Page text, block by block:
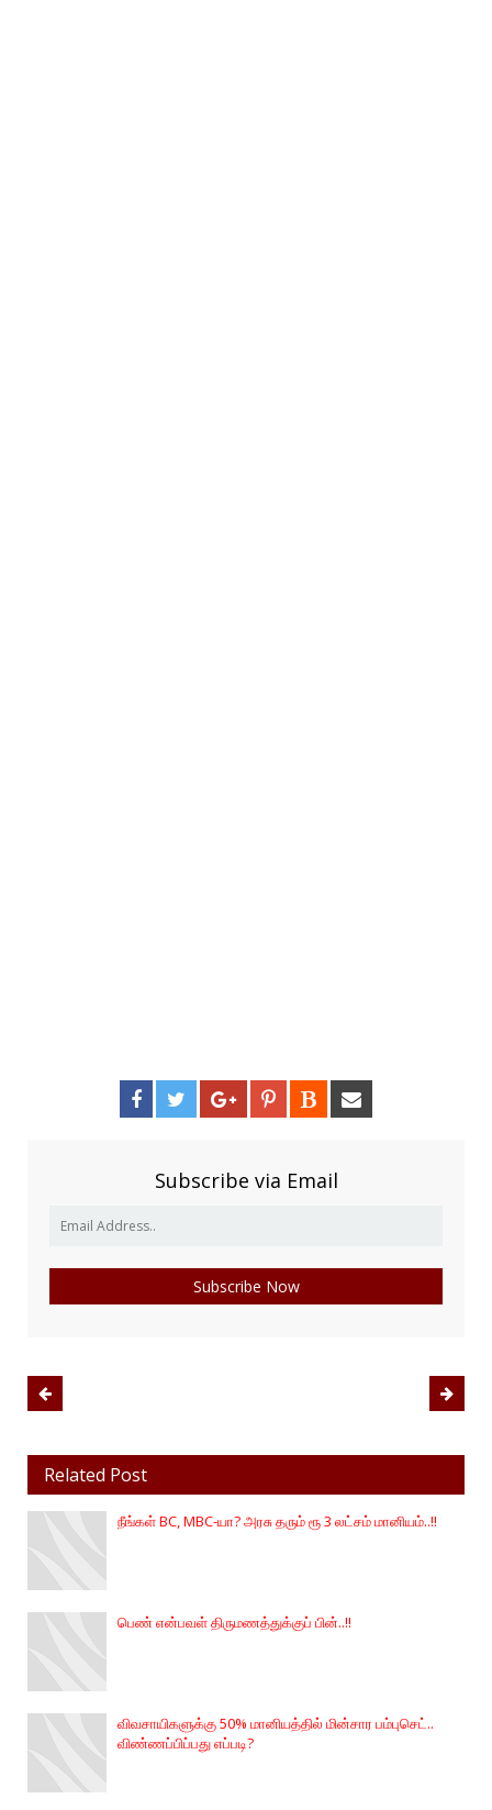
Subscribe via Email
Related Post
நீங்கள் BC, MBC-யா? அரசு தரும் ரூ 3 லட்சம் மானியம்..!!
பெண் என்பவள் திருமணத்துக்குப் பின்..!!
விவசாயிகளுக்கு 50% மானியத்தில் மின்சார பம்புசெட்..
விண்ணப்பிப்பது எப்படி?